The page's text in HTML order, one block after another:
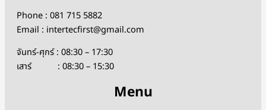
Phone : 081 715 5882
Email : intertecfirst@gmail.com
จันทร์-ศุกร์ : 08:30 – 17:30
เสาร์ : 08:30 – 15:30
Menu